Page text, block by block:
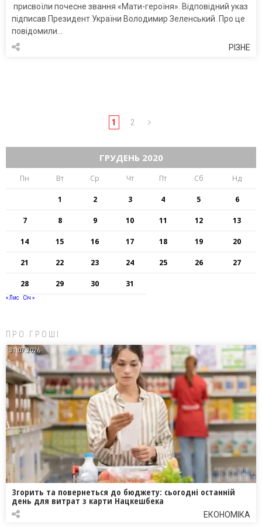
присвоїли почесне звання «Мати-героїня». Відповідний указ
підписав Президент України Володимир Зеленський. Про це
повідомили…
РІЗНЕ
1 2
ГРУДЕНЬ 2020
Пн Вт Ср Чт Пт Сб Нд
1 2 3 4 5 6
7 8 9 10 11 12 13
14 15 16 17 18 19 20
21 22 23 24 25 26 27
28 29 30 31
« Лис Січ »
ПРО ГРОШІ
31.07.2026
Згорить та повернеться до бюджету: сьогодні останній
день для витрат з карти Нацкешбека
ЕКОНОМІКА